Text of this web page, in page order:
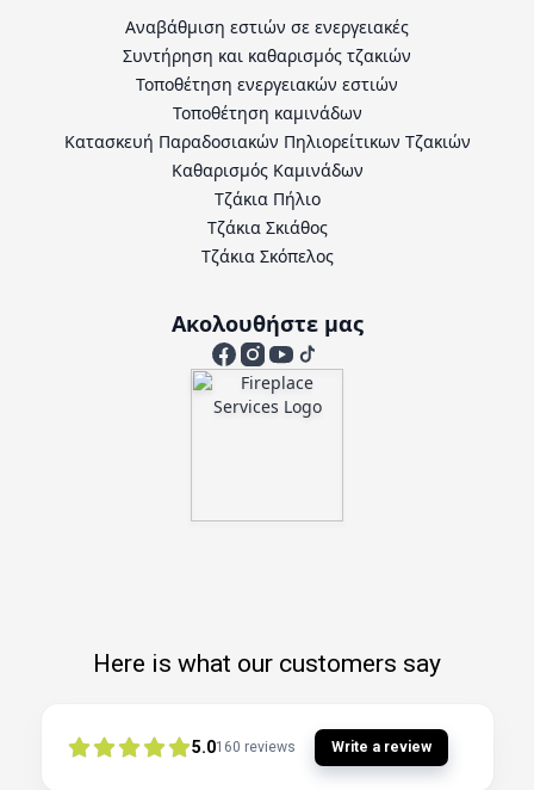
Αναβάθμιση εστιών σε ενεργειακές
Συντήρηση και καθαρισμός τζακιών
Τοποθέτηση ενεργειακών εστιών
Τοποθέτηση καμινάδων
Κατασκευή Παραδοσιακών Πηλιορείτικων Τζακιών
Καθαρισμός Καμινάδων
Τζάκια Πήλιο
Τζάκια Σκιάθος
Τζάκια Σκόπελος
Ακολουθήστε μας
Here is what our customers say
5.0160 reviews Write a review